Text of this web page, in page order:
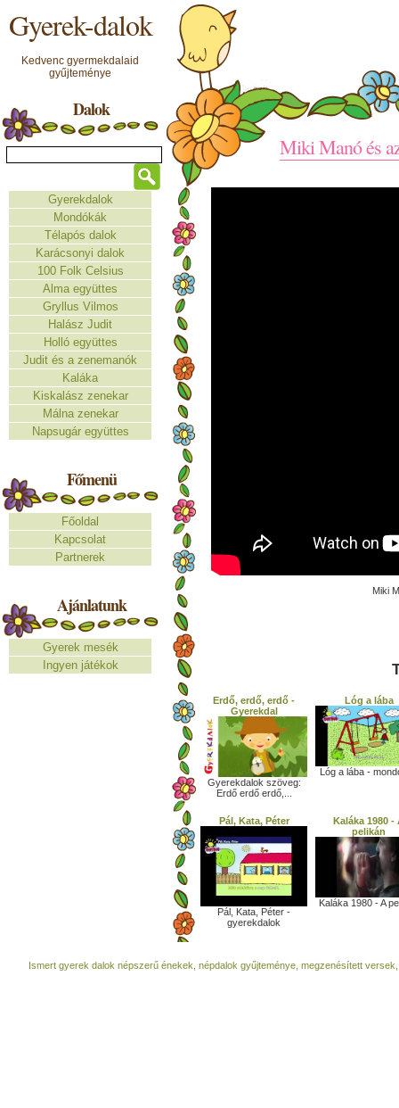
Gyerek-dalok
Kedvenc gyermekdalaid
gyűjteménye
Dalok
Gyerekdalok
Mondókák
Télapós dalok
Karácsonyi dalok
100 Folk Celsius
Alma együttes
Gryllus Vilmos
Halász Judit
Holló együttes
Judit és a zenemanók
Kaláka
Kiskalász zenekar
Málna zenekar
Napsugár együttes
Főmenü
Főoldal
Kapcsolat
Partnerek
Ajánlatunk
Gyerek mesék
Ingyen játékok
Miki Manó és
Miki
Erdő, erdő, erdő -
Gyerekdal
Gyerekdalok szöveg:
Erdő erdő erdő,...
Lóg a lába
Lóg a lába -
Pál, Kata, Péter
Pál, Kata, Péter -
gyerekdalok
Kaláka 1980 -
pelikán
Kaláka 1980 - A
Ismert gyerek dalok népszerű énekek, népdalok gyűjteménye, megzenésített